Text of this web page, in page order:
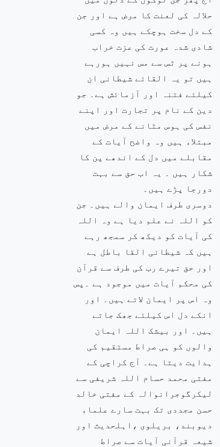
حلالہ کی لعنت کا مرض ہے اور جن
کے دل سخت ہوچکے ہیں وہ کسی
شادی شدہ عورت کی عزت خراب
ہونے پر ٹس سے مس نہیں ہورہے
ہیں تو یہ القائے شیطانی ان
کیلئے فتنہ اور آزمائش ہے۔ جو
دین کے نام پر تجارت اور اپنے
نفس کی ہوس مٹانے کے مرض میں
مبتلاء ہیں وہ واضح آیات کے
مقابلے میں دل کے اندھے پن کا
شکار ہیں ۔ یہ اب حق سے بہت
دورجا پڑے ہیں۔
دوسری طرف ایمان والے ہیں۔ جن
کو اللہ نے علم دیا ہے وہ اللہ
کی آیات کو دیکھ کر سمجھ رہے
ہیں کہ شیطانی القا باطل ہے
اور حق تیرے رب کی طرف سے قرآن
کی محکم آیات میں موجود ہے ۔پس
وہ اس پر ایمان لاتے ہیں۔ اور
انکے دل اس کیلئے جھک جاتے
ہیں۔ اور بیشک اللہ ایمان
والوں کو ہی صراط مستقیم کی
ہدایت دیتا ہے۔ آج کراچی کے
مفتی محمد حسام اللہ شریفی سے
لیکرگوجرانوالہ کے مفتی خالد
حسن مجددی تک بہت سارے علماء
دیوبند، بریلوی ،اہلحدیث اور
شیعہ قرآنی آیات سے صراط